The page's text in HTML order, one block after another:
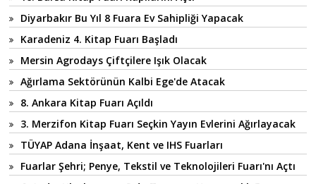
Diyarbakır Bu Yıl 8 Fuara Ev Sahipliği Yapacak
Karadeniz 4. Kitap Fuarı Başladı
Mersin Agrodays Çiftçilere Işık Olacak
Ağırlama Sektörünün Kalbi Ege'de Atacak
8. Ankara Kitap Fuarı Açıldı
3. Merzifon Kitap Fuarı Seçkin Yayın Evlerini Ağırlayacak
TÜYAP Adana İnşaat, Kent ve IHS Fuarları
Fuarlar Şehri; Penye, Tekstil ve Teknolojileri Fuarı'nı Açtı